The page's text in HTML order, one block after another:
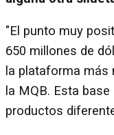
"El punto muy
650 millones de
la plataforma más
la MQB. Esta
productos